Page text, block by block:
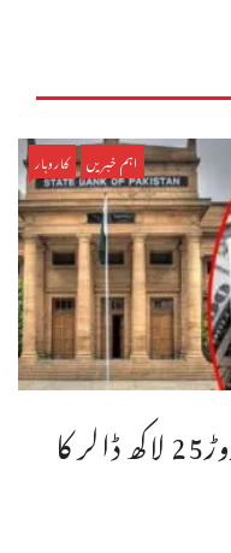
اہم خبریں کاروبار
ملکی زر مبادلہ ذخائر میں 3 کروڑ25 لاکھ ڈالر کا